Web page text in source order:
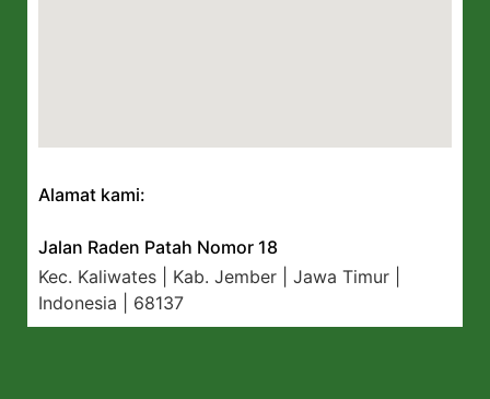
Alamat kami:
Jalan Raden Patah Nomor 18
Kec. Kaliwates | Kab. Jember | Jawa Timur |
Indonesia | 68137